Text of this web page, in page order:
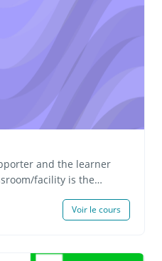
and the learner
facility is the
the learner academics
basis, what should they
Voir le cours